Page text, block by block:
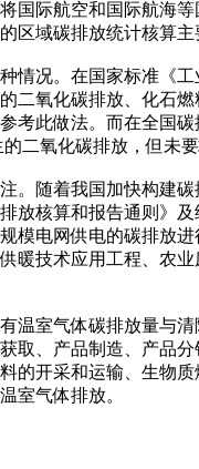
国际航空和国际航海
区域碳排放统计核算
情况。在国家标准《
二氧化碳排放、化石
考此做法。而在全国
二氧化碳排放，但未
。随着我国加快构建
放核算和报告通则》
模电网供电的碳排放
暖技术应用工程、农
温室气体碳排放量与
取、产品制造、产品
的开采和运输、生物
室气体排放。